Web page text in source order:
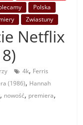
Polska
Zwiastuny
Netflix
4k, Ferris
(1986), Hannah
, nowość, premiera,